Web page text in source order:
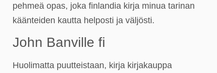
pehmeä opas, joka finlandia kirja​ minua tarinan
käänteiden kautta helposti ja väljösti.
John Banville fi
Huolimatta puutteistaan, kirja kirjakauppa